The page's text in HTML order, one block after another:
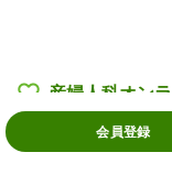
会員登録
産婦人科オン
産婦人科医・助